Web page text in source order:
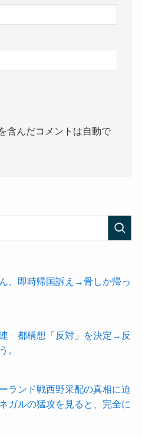
含んだコメントは自動で
、即時帰国訴え→骨しか帰っ
都構想「反対」を決定→反
。
ランド戦西野采配の真相に迫
ガルの猛攻を見ると、完全に